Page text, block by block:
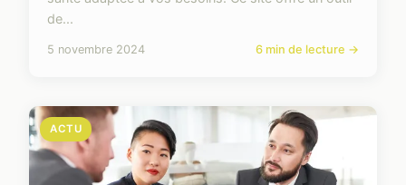
de...
5 novembre 2024 6 min de lecture →
ACTU